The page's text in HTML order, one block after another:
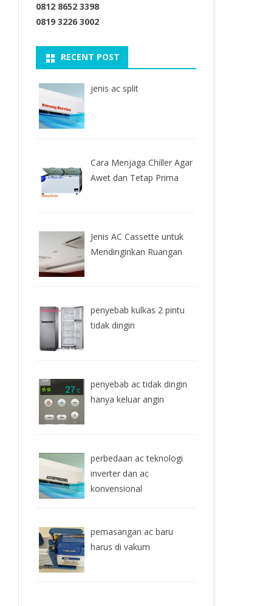
0812 8652 3398
0819 3226 3002
RECENT POST
jenis ac split
Cara Menjaga Chiller Agar
Awet dan Tetap Prima
Jenis AC Cassette untuk
Mendinginkan Ruangan
penyebab kulkas 2 pintu
tidak dingin
penyebab ac tidak dingin
hanya keluar angin
perbedaan ac teknologi
inverter dan ac
konvensional
pemasangan ac baru
harus di vakum